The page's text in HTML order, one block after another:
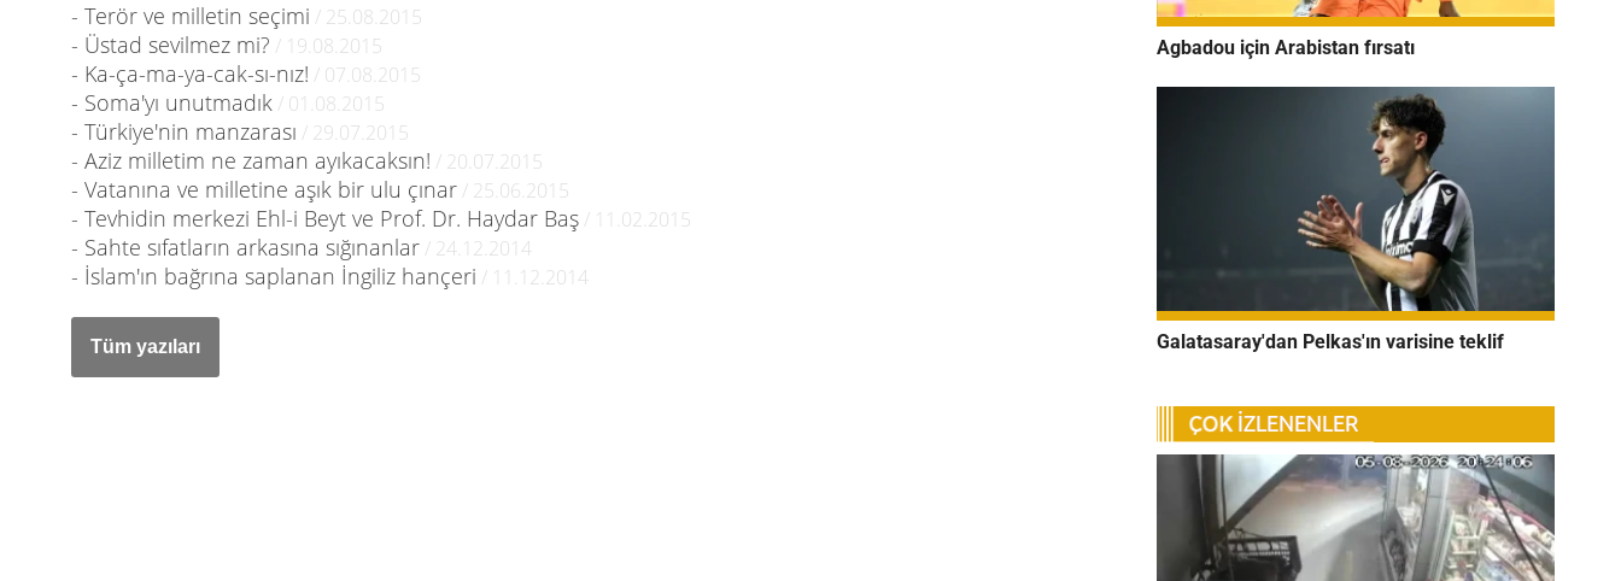
- Terör ve milletin seçimi / 25.08.2015
- Üstad sevilmez mi? / 19.08.2015
- Ka-ça-ma-ya-cak-sı-nız! / 07.08.2015
- Soma'yı unutmadık / 01.08.2015
- Türkiye'nin manzarası / 29.07.2015
- Aziz milletim ne zaman ayıkacaksın! / 20.07.2015
- Vatanına ve milletine aşık bir ulu çınar / 25.06.2015
- Tevhidin merkezi Ehl-i Beyt ve Prof. Dr. Haydar Baş / 11.02.2015
- Sahte sıfatların arkasına sığınanlar / 24.12.2014
- İslam'ın bağrına saplanan İngiliz hançeri / 11.12.2014
Agbadou için Arabistan fırsatı
Galatasaray'dan Pelkas'ın varisine teklif